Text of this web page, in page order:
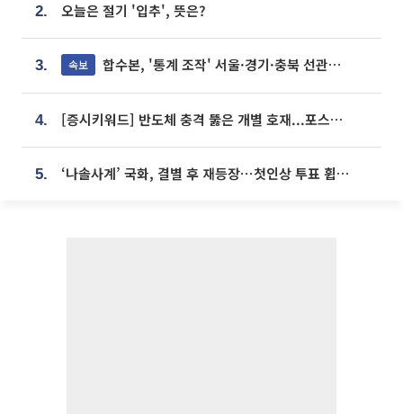
2. 오늘은 절기 '입추', 뜻은?
3. 속보 합수본, '통계 조작' 서울·경기·충북 선관위 등 추가 압수수색
4. [증시키워드] 반도체 충격 뚫은 개별 호재...포스코퓨처엠·에코프로·한화솔루션 '눈길'
5. ‘나솔사계’ 국화, 결별 후 재등장⋯첫인상 투표 휩쓸고 ‘인기녀’ 등극